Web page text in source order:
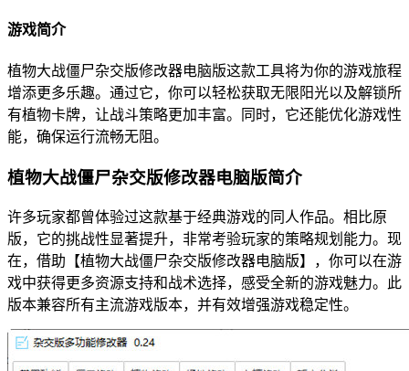
游戏简介
植物大战僵尸杂交版修改器电脑版这款工具将为你的游戏旅程
增添更多乐趣。通过它，你可以轻松获取无限阳光以及解锁所
有植物卡牌，让战斗策略更加丰富。同时，它还能优化游戏性
能，确保运行流畅无阻。
植物大战僵尸杂交版修改器电脑版简介
许多玩家都曾体验过这款基于经典游戏的同人作品。相比原
版，它的挑战性显著提升，非常考验玩家的策略规划能力。现
在，借助【植物大战僵尸杂交版修改器电脑版】，你可以在游
戏中获得更多资源支持和战术选择，感受全新的游戏魅力。此
版本兼容所有主流游戏版本，并有效增强游戏稳定性。